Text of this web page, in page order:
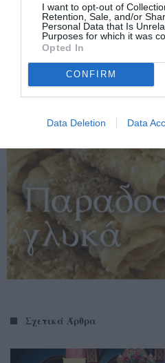
I want to opt-out of
Retention, Sale, and/or
Personal Data that Is
Purposes for which it was
Opted In
CONFIRM
Data Deletion Data
Σχετικά Άρθρα